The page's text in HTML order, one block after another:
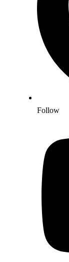
Follow